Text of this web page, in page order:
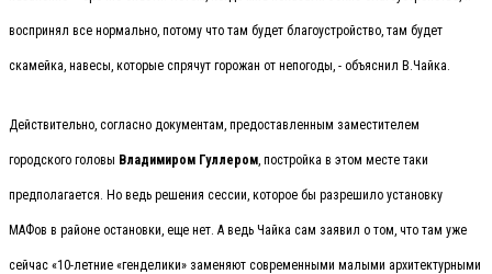
воспринял все нормально, потому что там будет благоустройство, там будет
скамейка, навесы, которые спрячут горожан от непогоды, - объяснил В.Чайка.
Действительно, согласно документам, предоставленным заместителем
городского головы Владимиром Гуллером , постройка в этом месте таки
предполагается. Но ведь решения сессии, которое бы разрешило установку
МАФов в районе остановки, еще нет. А ведь Чайка сам заявил о том, что там уже
сейчас «10-летние «генделики» заменяют современными малыми архитектурными